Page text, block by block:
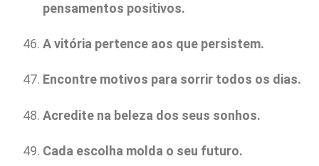
pensamentos positivos.
A vitória pertence aos que persistem.
Encontre motivos para sorrir todos os dias.
Acredite na beleza dos seus sonhos.
Cada escolha molda o seu futuro.